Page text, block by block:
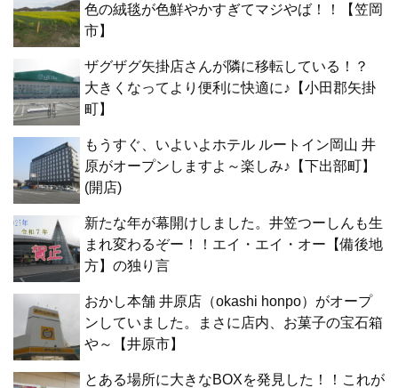
色の絨毯が色鮮やかすぎてマジやば！！【笠岡
市】
ザグザグ矢掛店さんが隣に移転している！？
大きくなってより便利に快適に♪【小田郡矢掛
町】
もうすぐ、いよいよホテル ルートイン岡山 井
原がオープンしますよ～楽しみ♪【下出部町】
(開店)
新たな年が幕開けしました。井笠つーしんも生
まれ変わるぞー！！エイ・エイ・オー【備後地
方】の独り言
おかし本舗 井原店（okashi honpo）がオープ
ンしていました。まさに店内、お菓子の宝石箱
や～【井原市】
とある場所に大きなBOXを発見した！！これが